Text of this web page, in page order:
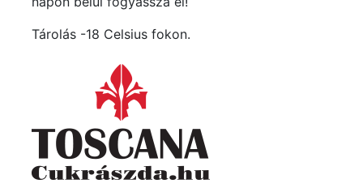
Tárolás -18 Celsius fokon.